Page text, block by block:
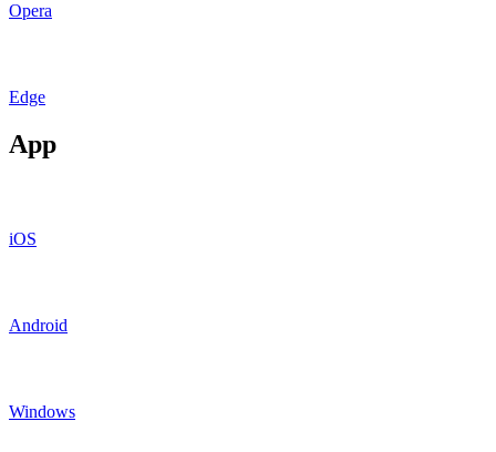
Opera
Edge
App
iOS
Android
Windows